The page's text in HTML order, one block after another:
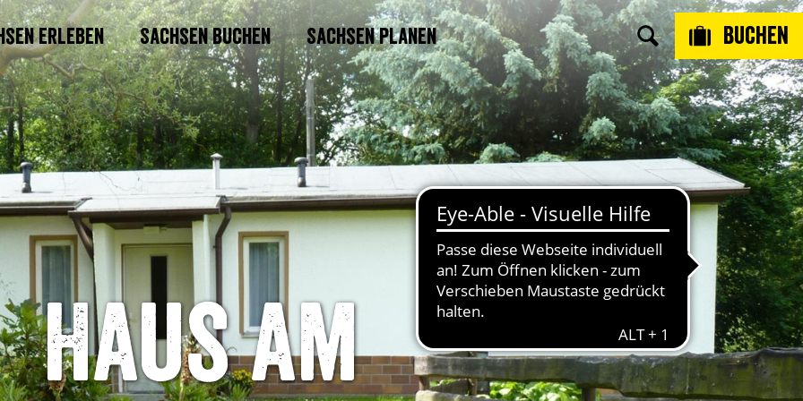
erleben Sachsen buchen Sachsen planen Buchen
Haus am